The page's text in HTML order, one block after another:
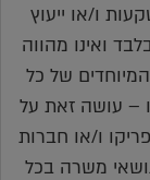
ו/או ייעוץ
ואינו מהווה
של כל
– עושה זאת על
ו/או חברות
נושאי משרה בכל